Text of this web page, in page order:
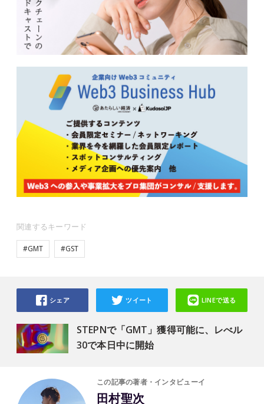
関連するキーワード
#GMT #GST
STEPNで「GMT」獲得可能に、レべル
30で本日中に開始
シェア ツイート LINEで送る
この記事の著者・インタビューイ
田村聖次